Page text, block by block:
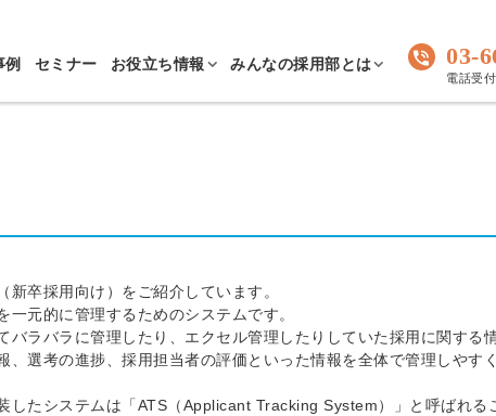
例 セミナー お役立ち情報 みんなの採用部とは 03-
電話受
卒採用向け）をご紹介しています。
元的に管理するためのシステムです。
バラバラに管理したり、エクセル管理したりしていた採用に関する
選考の進捗、採用担当者の評価といった情報を全体で管理しやす
したシステムは「ATS（Applicant Tracking System）」と呼ばれる